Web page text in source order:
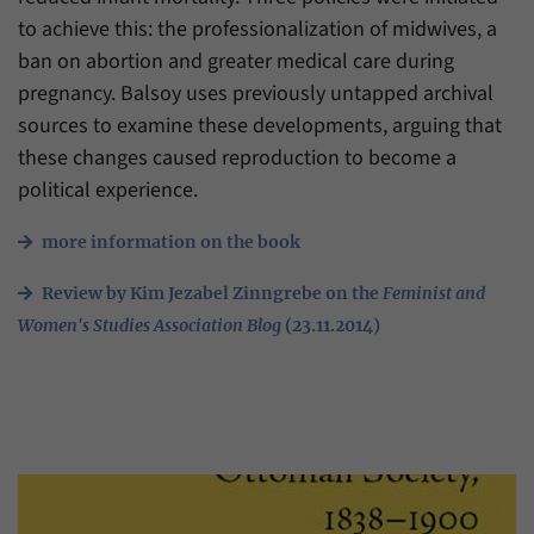
to achieve this: the professionalization of midwives, a
ban on abortion and greater medical care during
pregnancy. Balsoy uses previously untapped archival
sources to examine these developments, arguing that
these changes caused reproduction to become a
political experience.
more information on the book
Review by Kim Jezabel Zinngrebe on the Feminist and
Women's Studies Association Blog (23.11.2014)
Zweck
generierte ID, für die historische Speicherung
Ihrer vorgenommen Einstellungen, falls der
Webseiten-Betreiber dies eingestellt hat.
_pk_ref
Anbieter Matomo
Laufzeit 6 Monate
Zweck
Mit diesem Cookie können wir speichern, von
Besucher durch eine Verlinkung auf unsere
Mit diesem Cookie können wir für kurze Zeit